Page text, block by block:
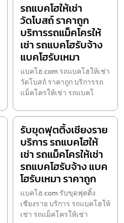
รถแบคโฮให้เช่า
วัดโบสถ์ ราคาถูก
บริการรถแม็คโครให้
เช่า รถแบคโฮรับจ้าง
แบคโฮรับเหมา
แบคโฮ.com รถแบคโฮให้เช่า
วัดโบสถ์ ราคาถูก บริการรถ
แม็คโครให้เช่า รถแบคโ
รับขุดฟุตติ้งเชียงราย
บริการ รถแบคโฮให้
เช่า รถแม็คโครให้เช่า
รถแบคโฮรับจ้าง แบค
โฮรับเหมา ราคาถูก
แบคโฮ.com รับขุดฟุตติ้ง
เชียงราย บริการ รถแบคโฮให้
เช่า รถแม็คโครให้เช่า